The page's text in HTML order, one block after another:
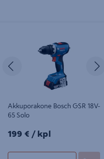
Akkuporakone Bosch GSR 18V-
65 Solo
199€/kpl
199 € / kpl